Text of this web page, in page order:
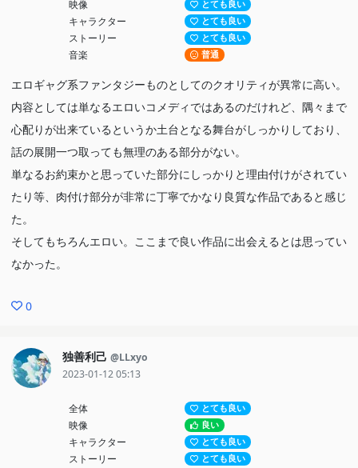
映像 とても良い
キャラクター とても良い
ストーリー とても良い
音楽 普通
エロギャグ系ファンタジーものとしてのクオリティが異常に高い。
内容としては単なるエロいコメディではあるのだけれど、隅々まで
心配りが出来ているというか土台となる舞台がしっかりしており、
話の展開一つ取っても無理のある部分がない。
単なるお約束かと思っていた部分にしっかりと理由付けがされてい
たり等、肉付け部分が非常に丁寧でかなり良質な作品であると感じ
た。
そしてもちろんエロい。ここまで良い作品に出会えるとは思ってい
なかった。
0
独善利己 @LLxyo
2023-01-12 05:13
全体 とても良い
映像 良い
キャラクター とても良い
ストーリー とても良い